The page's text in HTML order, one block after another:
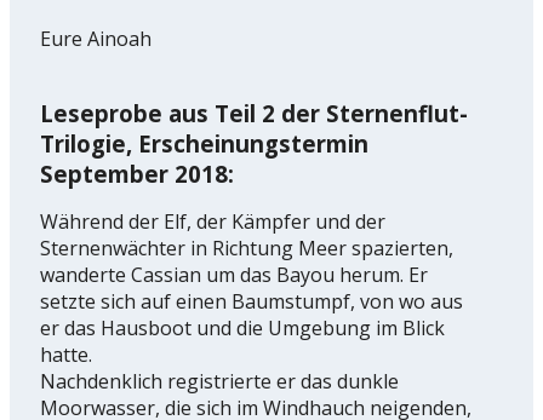
Eure Ainoah
Leseprobe aus Teil 2 der Sternenflut-
Trilogie, Erscheinungstermin
September 2018:
Während der Elf, der Kämpfer und der
Sternenwächter in Richtung Meer spazierten,
wanderte Cassian um das Bayou herum. Er
setzte sich auf einen Baumstumpf, von wo aus
er das Hausboot und die Umgebung im Blick
hatte.
Nachdenklich registrierte er das dunkle
Moorwasser, die sich im Windhauch neigenden,